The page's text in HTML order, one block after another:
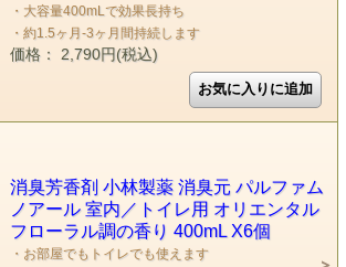
・大容量400mLで効果長持ち
・約1.5ヶ月-3ヶ月間持続します
価格： 2,790円(税込)
消臭芳香剤 小林製薬 消臭元 パルファム
ノアール 室内／トイレ用 オリエンタル
フローラル調の香り 400mL X6個
・お部屋でもトイレでも使えます